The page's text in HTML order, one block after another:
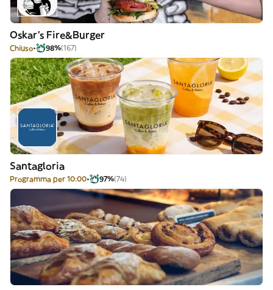
Oskar's Fire&Burger
Chiuso 98%(167)
Santagloria
Programma per 10:00 97%(74)